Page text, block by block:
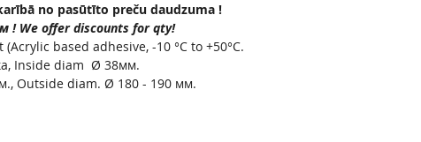
no pasūtīto preču daudzuma !
! We offer discounts for qty!
based adhesive, -10 °C to +50°C.
Inside diam Ø 38мм.
Outside diam. Ø 180 - 190 мм.